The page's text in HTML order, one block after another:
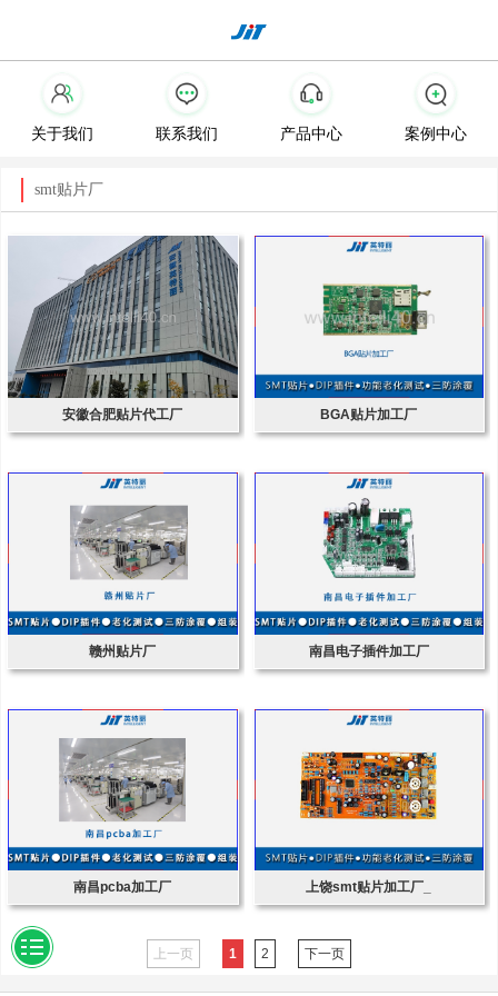
关于我们 联系我们 产品中心 案例中心
smt贴片厂
安徽合肥贴片代工厂 BGA贴片加工厂
赣州贴片厂 南昌电子插件加工厂
南昌pcba加工厂 上饶smt贴片加工厂_
上一页 1 2 下一页